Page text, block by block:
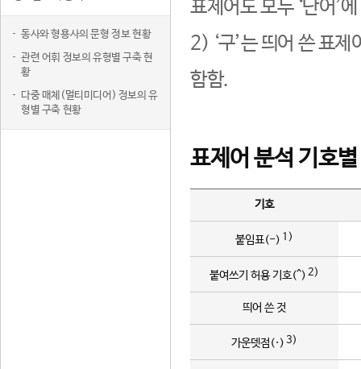
동사와 형용사의 문형 정보 현황
관련 어휘 정보의 유형별 구축 현
황
다중 매체(멀티미디어) 정보의 유
형별 구축 현황
표제어도 모두 ‘단어’
2) ‘구’는 띄어 쓴 표
함함.
표제어 분석 기호
기호
붙임표(-) 1)
붙여쓰기 허용 기호(^) 2)
띄어 쓴 것
가운뎃점(·) 3)